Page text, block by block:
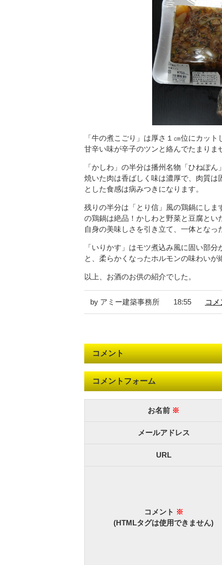
「牛の煮こごり」は厚さ１㎝位にカッ
甘辛い味が辛子のツンと絡んでたまり
「かしわ」の半分は播州名物「ひねぽ
焼いた肉は香ばしく味は濃厚で、肉質
とした食感は病みつきになります。
残りの半分は「とり信」風の鶏鍋にし
の鶏鍋は絶品！かしわと野菜と豆腐と
自身の美味しさを引き立て、一体とな
「いりかす」はモツ煮込み風に固い部
と、柔らかくなったホルモンの味わいが
以上、お酒のお供の紹介でした。
by アミー建築事務所 18:55 コ
コメント
コメントフォーム
お名前 ※
メールアドレス
URL
コメント ※
(HTMLタグは使用できません)